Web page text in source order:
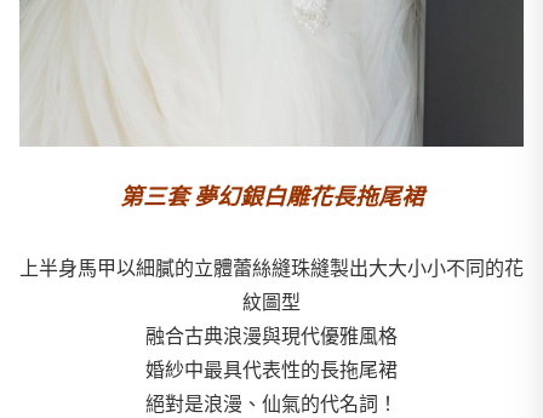
第三套 夢幻銀白雕花長拖尾裙
上半身馬甲以細膩的立體蕾絲縫珠縫製出大大小小不同的花
紋圖型
融合古典浪漫與現代優雅風格
婚紗中最具代表性的長拖尾裙
絕對是浪漫、仙氣的代名詞！